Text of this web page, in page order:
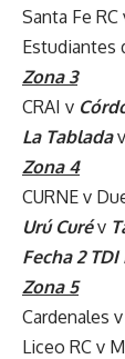
Santa Fe RC
Estudiantes
Zona 3
CRAI v
La Tablada
Zona 4
CURNE v
Urú Curév
Fecha 2
Zona 5
Cardenales
Liceo RC v